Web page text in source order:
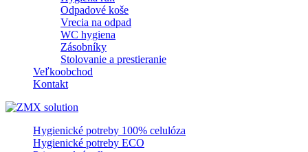
Odpadové koše
Vrecia na odpad
WC hygiena
Zásobníky
Stolovanie a prestieranie
Veľkoobchod
Kontakt
Hygienické potreby 100% celulóza
Hygienické potreby ECO